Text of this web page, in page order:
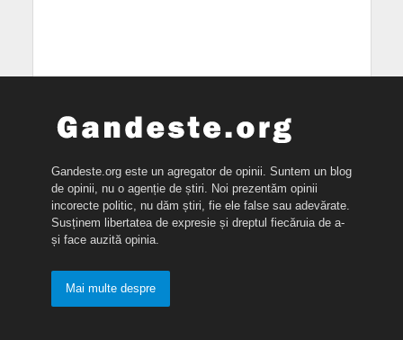
Gandeste.org este un agregator de opinii. Suntem un blog
de opinii, nu o agenție de știri. Noi prezentăm opinii
incorecte politic, nu dăm știri, fie ele false sau adevărate.
Susținem libertatea de expresie și dreptul fiecăruia de a-
și face auzită opinia.
Mai multe despre